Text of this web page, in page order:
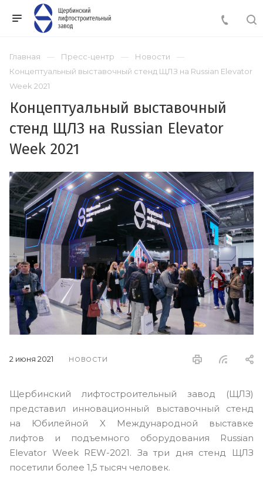
Главная Пресс-центр
Новости
Концептуальный выставочный стенд ЩЛЗ на Russian Elevator
Week 2021
Концептуальный выставочный
стенд ЩЛЗ на Russian Elevator
Week 2021
2 июня 2021 НОВОСТИ
Щербинский лифтостроительный завод (ЩЛЗ)
представил инновационный выставочный стенд
на Юбилейной X Международной выставке
лифтов и подъемного оборудования Russian
Elevator Week REW-2021. За три дня стенд ЩЛЗ
посетили более 1,5 тысяч человек.